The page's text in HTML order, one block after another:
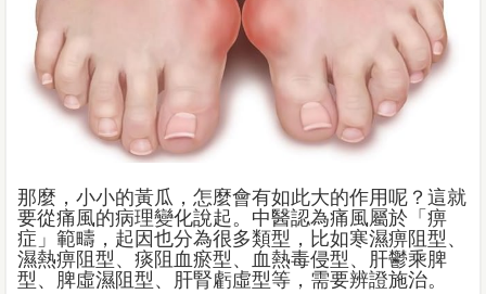
那麼，小小的黃瓜，怎麼會有如此大的作用呢？這就
要從痛風的病理變化說起。中醫認為痛風屬於「痹
症」範疇，起因也分為很多類型，比如寒濕痹阻型、
濕熱痹阻型、痰阻血瘀型、血熱毒侵型、肝鬱乘脾
型、脾虛濕阻型、肝腎虧虛型等，需要辨證施治。